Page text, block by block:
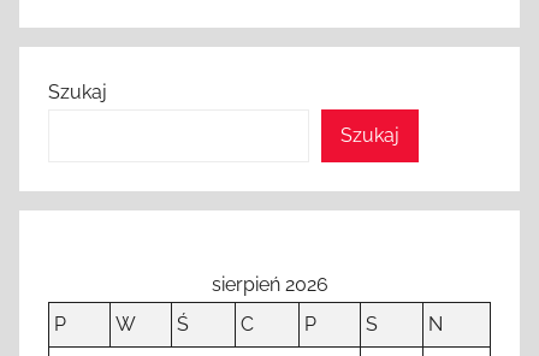
Szukaj
Szukaj
sierpień 2026
P
W Ś C P S
N